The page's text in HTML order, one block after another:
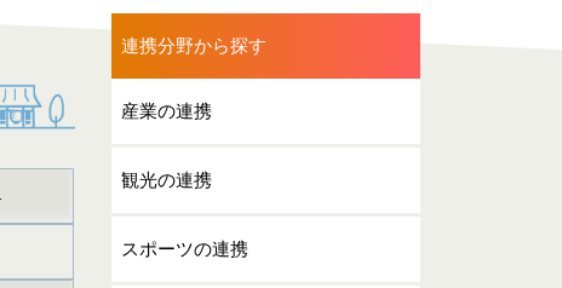
連携分野から探す
産業の連携
観光の連携
スポーツの連携